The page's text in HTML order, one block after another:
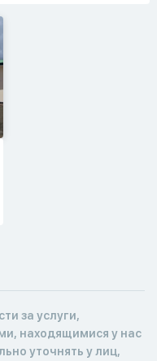
за услуги,
находящимися у нас
уточнять у лиц,